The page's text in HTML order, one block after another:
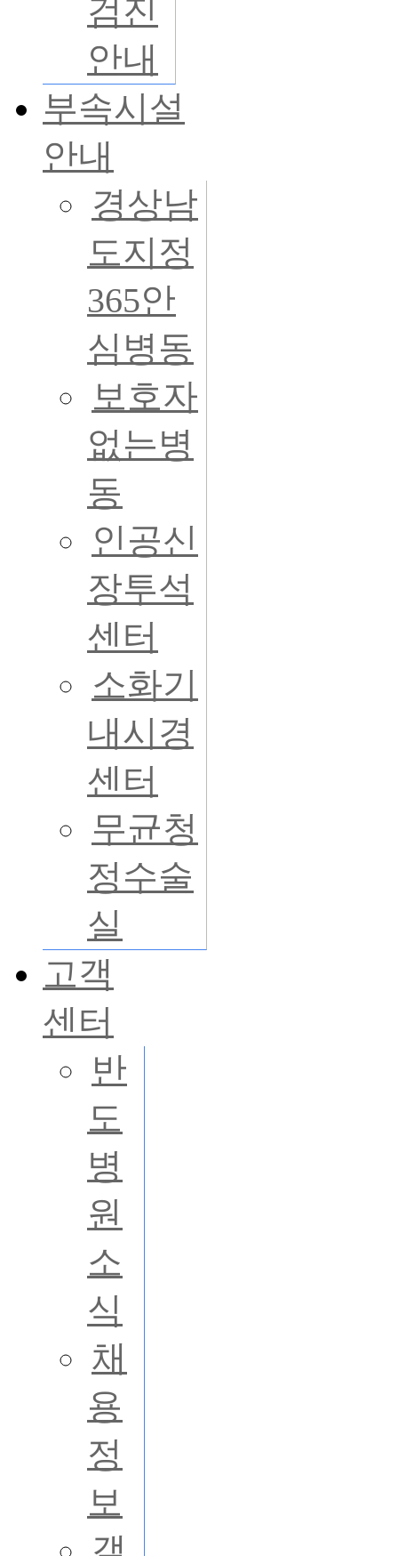
검진
안내
부속시설
안내
경상남
도지정
365안
심병동
보호자
없는병
동
인공신
장투석
센터
소화기
내시경
센터
무균청
정수술
실
고객
센터
반
도
병
원
소
식
채
용
정
보